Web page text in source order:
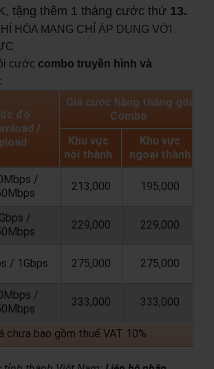
tặng thêm 1 tháng cước thứ 13.
HÒA MẠNG CHỈ ÁP DỤNG VỚI
cước combo truyền hình và
độ
/
Giá cước hàng tháng gói
Combo
Khu vực
nội thành
Khu vực
ngoại thành
/
213,000 195,000
/
229,000 229,000
/ 1Gbps 275,000 275,000
/
333,000 333,000
chưa bao gồm thuế VAT 10%